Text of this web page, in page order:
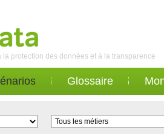
protection des données et à la transparence
Glossaire